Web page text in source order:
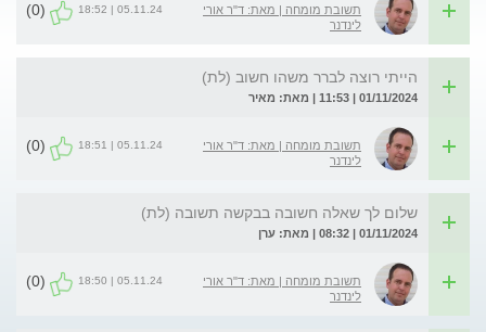
תשובת מומחה | מאת: ד"ר אורי
לינדנר
05.11.24 | 18:52
(0)
הייתי רוצה לברר משהו חשוב (לת)
01/11/2024 | 11:53 | מאת: מאיר
תשובת מומחה | מאת: ד"ר אורי
לינדנר
05.11.24 | 18:51
(0)
שלום לך שאלה חשובה בבקשה תשובה (לת)
01/11/2024 | 08:32 | מאת: ערן
תשובת מומחה | מאת: ד"ר אורי
לינדנר
05.11.24 | 18:50
(0)